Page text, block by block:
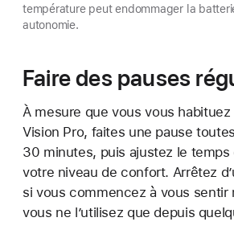
température peut endommager la
autonomie.
Faire des pauses
À mesure que vous vous
Vision Pro, faites une pause
30 minutes, puis ajustez le
votre niveau de confort. Arrêtez
si vous commencez à vous sentir
vous ne l’utilisez que depuis